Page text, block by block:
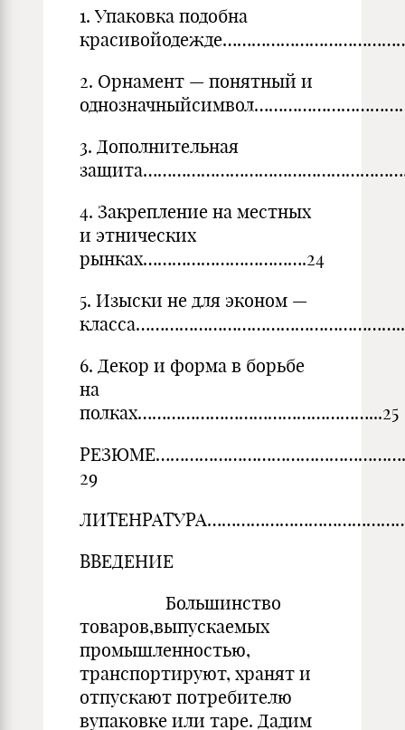
1. Упаковка подобна
2. Орнамент — понятный и
3. Дополнительная
4. Закрепление на местных
и этнических
рынках…………………………….24
5. Изыски не для эконом —
6. Декор и форма в борьбе
на
полках…………………………………………...25
29
ВВЕДЕНИЕ
Большинство
товаров,выпускаемых
промышленностью,
транспортируют, хранят и
отпускают потребителю
вупаковке или таре. Дадим